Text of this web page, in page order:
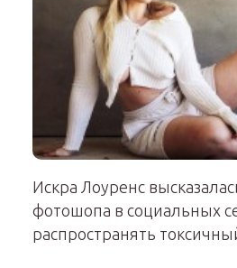
Искра Лоуренс
фотошопа в социальных
распространять